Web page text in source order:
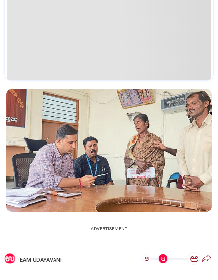
ADVERTISEMENT
TEAM UDAYAVANI ಅ ಅ